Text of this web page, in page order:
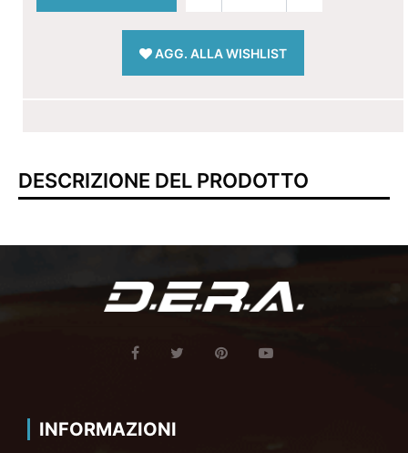
AGG. ALLA WISHLIST
DESCRIZIONE DEL PRODOTTO
INFORMAZIONI